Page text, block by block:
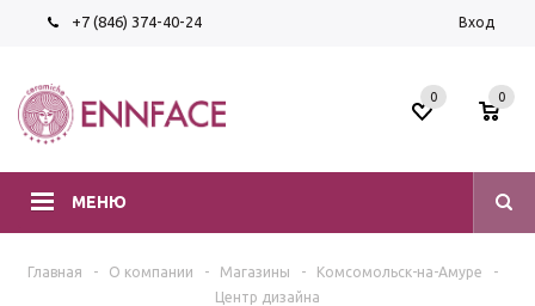
+7 (846) 374-40-24 Вход
МЕНЮ
0 0
Главная - О компании - Магазины - Комсомольск-на-Амуре
-
Центр дизайна